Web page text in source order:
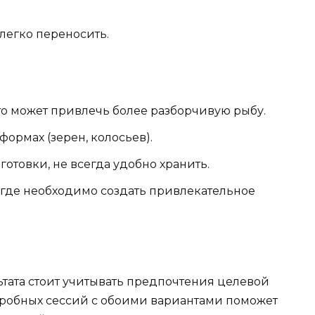
переносить.
может привлечь более разборчивую рыбу.
(зерен, колосьев).
не всегда удобно хранить.
необходимо создать привлекательное
стоит учитывать предпочтения целевой
сессий с обоими вариантами поможет